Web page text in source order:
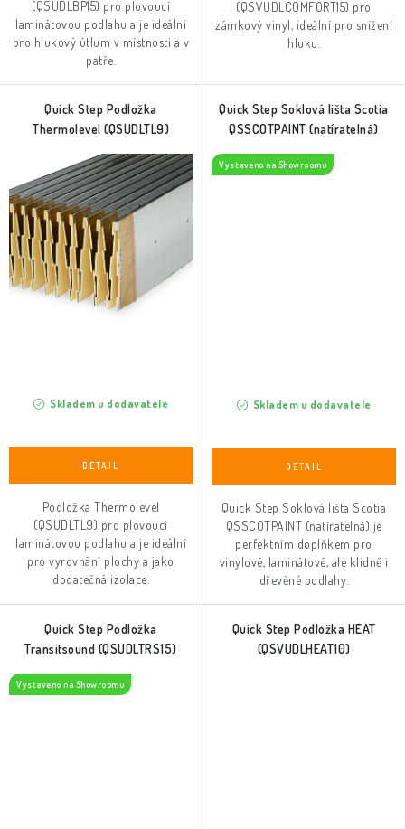
(QSUDLBP15) pro plovoucí
laminátovou podlahu a je ideální
pro hlukový útlum v místnosti a v
patře.
(QSVUDLCOMFORT15) pro
zámkový vinyl, ideální pro snížení
hluku.
Quick Step Podložka
Thermolevel (QSUDLTL9)
Skladem u dodavatele
Podložka Thermolevel
(QSUDLTL9) pro plovoucí
laminátovou podlahu a je ideální
pro vyrovnání plochy a jako
dodatečná izolace.
Quick Step Soklová lišta Scotia
QSSCOTPAINT (natíratelná)
Vystaveno na Showroomu
Skladem u dodavatele
Quick Step Soklová lišta Scotia
QSSCOTPAINT (natíratelná) je
perfektním doplňkem pro
vinylové, laminátové, ale klidně i
dřevěné podlahy.
Quick Step Podložka
Transitsound (QSUDLTRS15)
Vystaveno na Showroomu
Quick Step Podložka HEAT
(QSVUDLHEAT10)